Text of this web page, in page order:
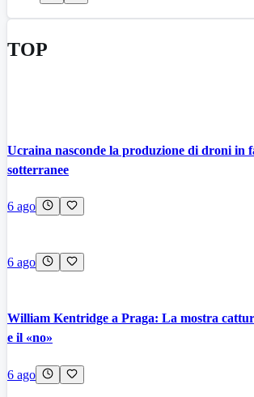
TOP
Ucraina nasconde la produzione di droni in
sotterranee
6 ago
6 ago
William Kentridge a Praga: La mostra
e il «no»
6 ago